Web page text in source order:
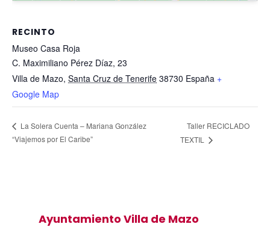
RECINTO
Museo Casa Roja
C. Maximiliano Pérez Díaz, 23
Villa de Mazo, Santa Cruz de Tenerife 38730 España +
Google Map
La Solera Cuenta – Mariana González
“Viajemos por El Caribe”
Taller RECICLADO
TEXTIL
Ayuntamiento Villa de Mazo